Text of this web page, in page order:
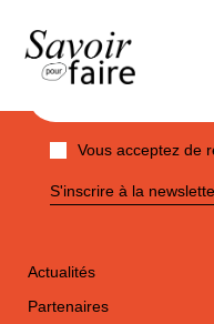
Vous acceptez de
S'inscrire à la
Actualités
Partenaires